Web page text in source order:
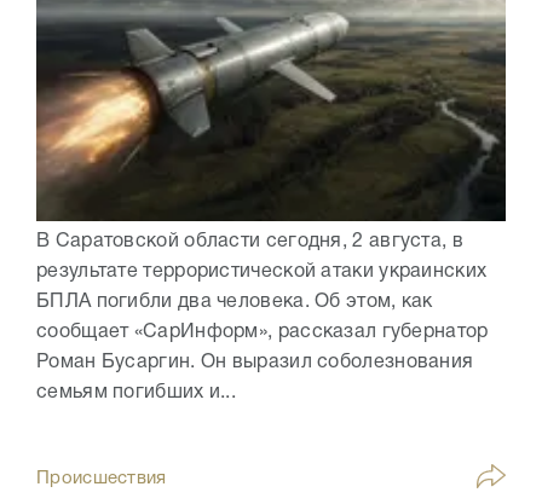
В Саратовской области сегодня, 2 августа, в
результате террористической атаки украинских
БПЛА погибли два человека. Об этом, как
сообщает «СарИнформ», рассказал губернатор
Роман Бусаргин. Он выразил соболезнования
семьям погибших и...
Происшествия